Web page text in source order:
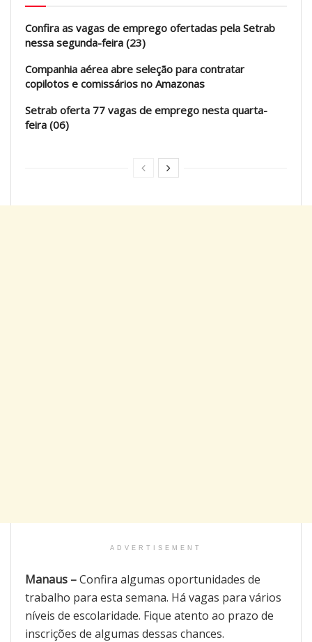
Confira as vagas de emprego ofertadas pela Setrab
nessa segunda-feira (23)
Companhia aérea abre seleção para contratar
copilotos e comissários no Amazonas
Setrab oferta 77 vagas de emprego nesta quarta-
feira (06)
ADVERTISEMENT
Manaus –Confira algumas oportunidades de
trabalho para esta semana. Há vagas para vários
níveis de escolaridade. Fique atento ao prazo de
inscrições de algumas dessas chances.